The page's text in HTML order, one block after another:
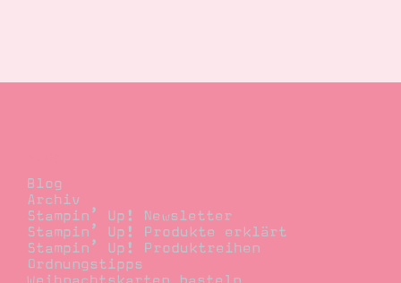
Blog
Archiv
Stampin’ Up! Newsletter
Stampin’ Up! Produkte erklärt
Stampin’ Up! Produktreihen
Ordnungstipps